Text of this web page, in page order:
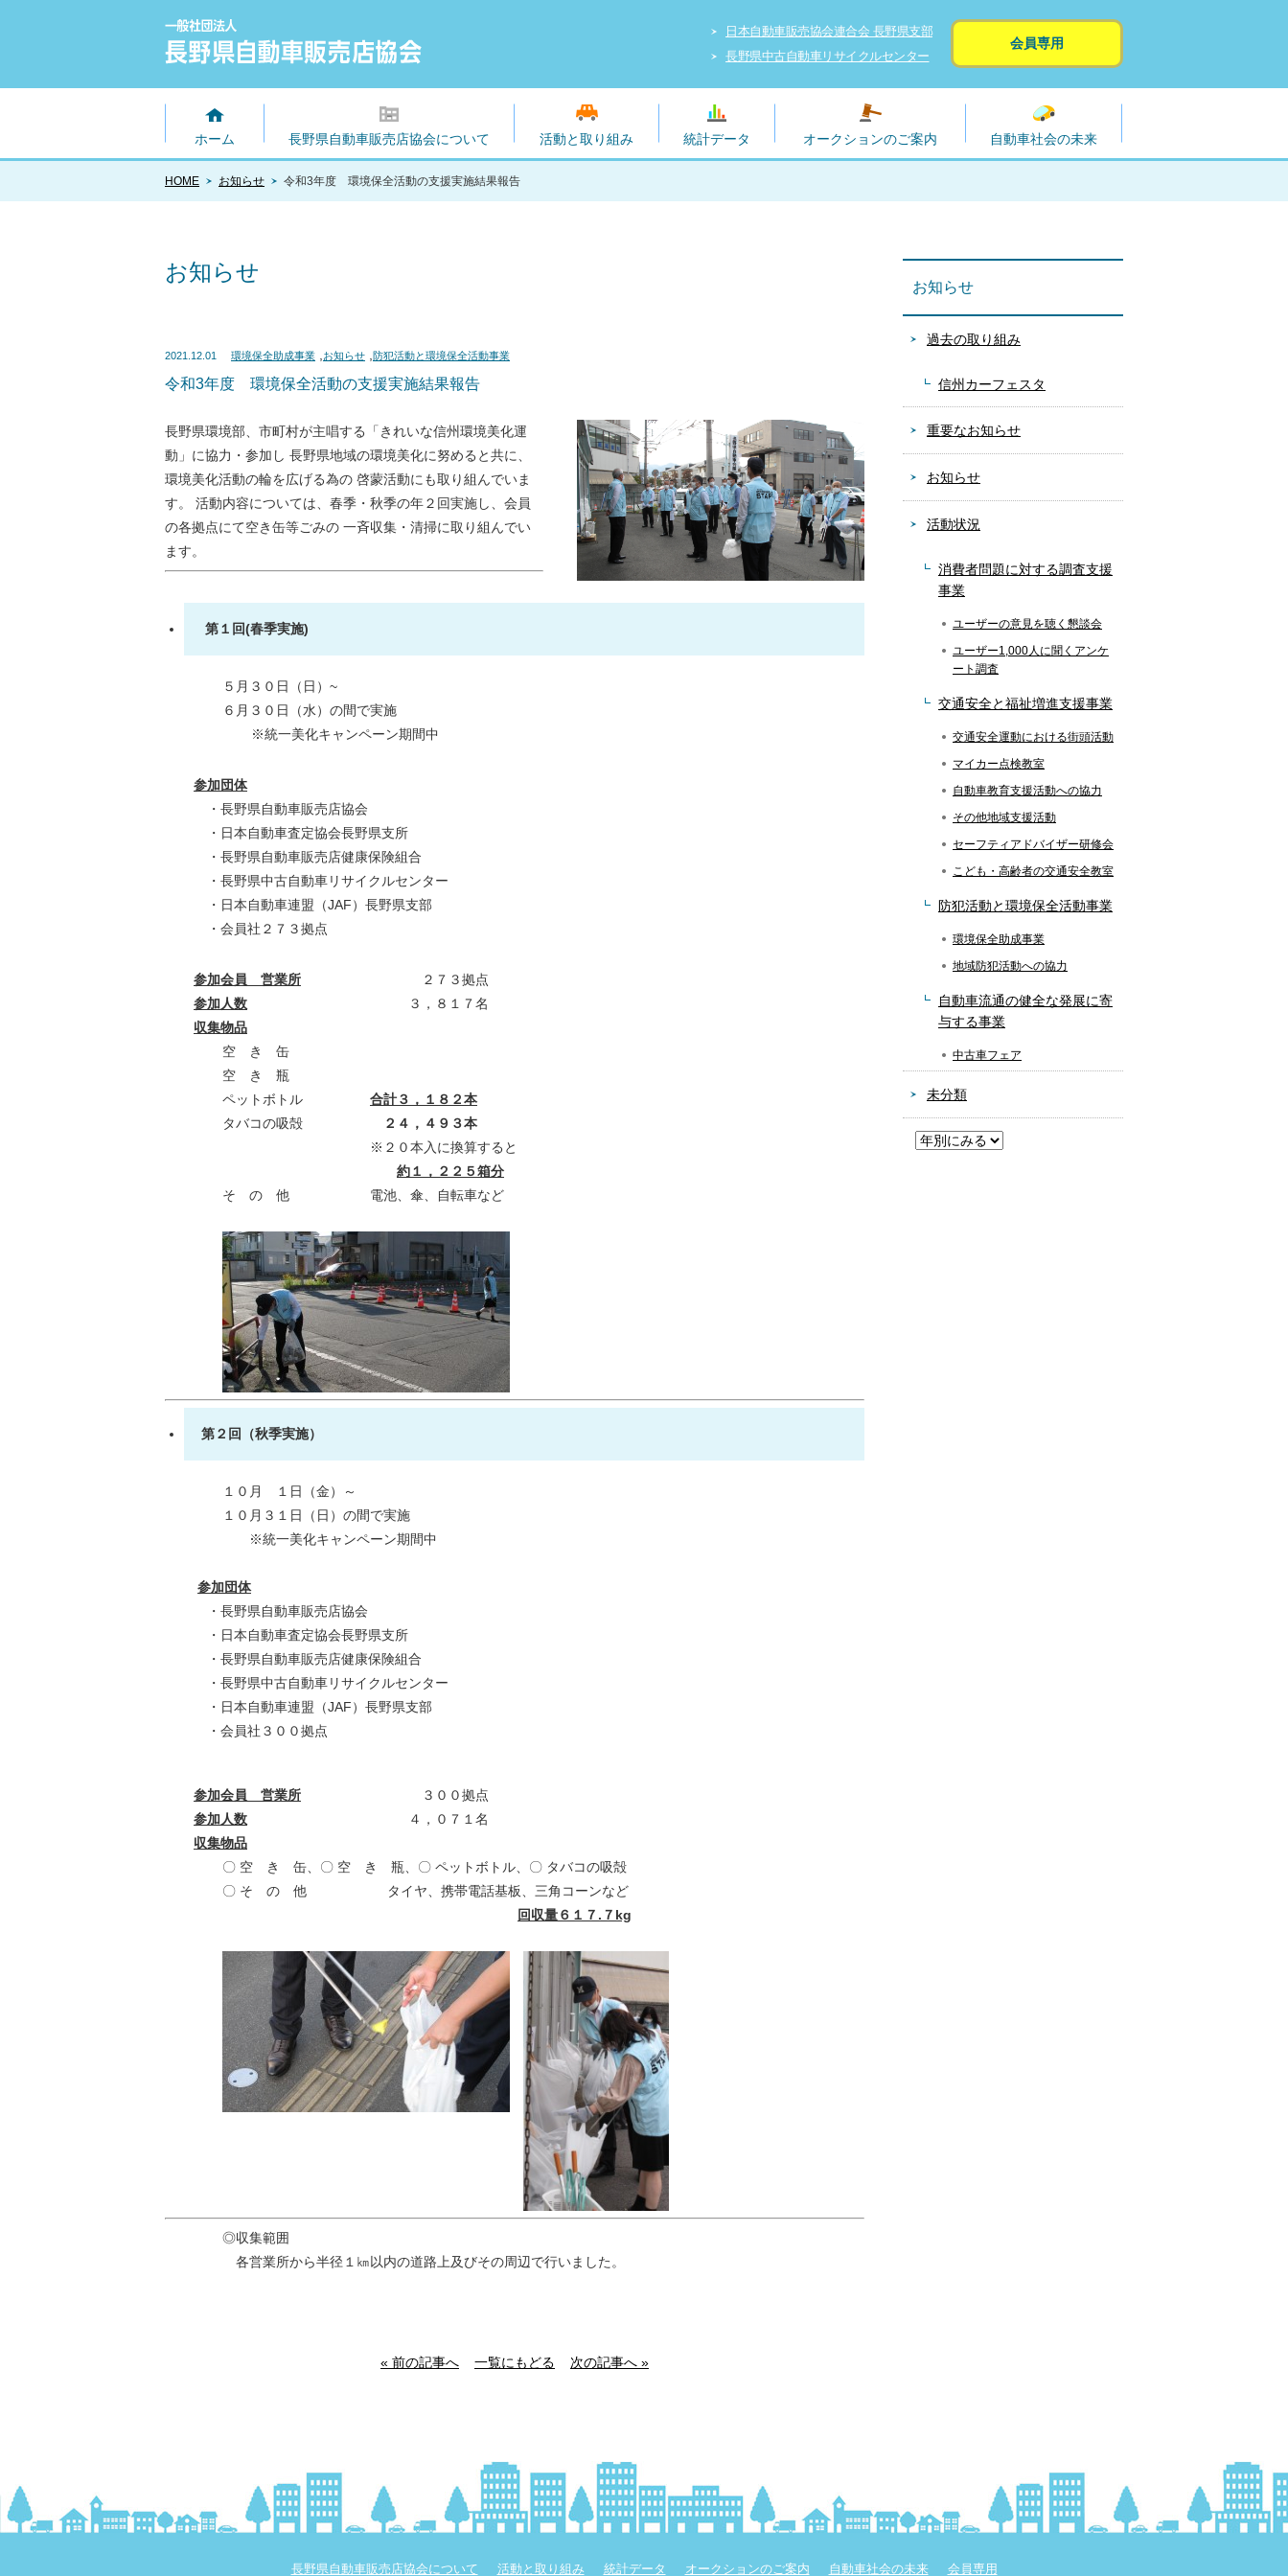
日本自動車販売協会連合会 長野県支部
長野県中古自動車リサイクルセンター
会員専用
ホーム 長野県自動車販売店協会について 活動と取り組み 統計データ オークションのご案内 自動車社会の未来
HOME お知らせ 令和3年度 環境保全活動の支援実施結果報告
お知らせ
2021.12.01 環境保全助成事業 お知らせ 防犯活動と環境保全活動事業
令和3年度 環境保全活動の支援実施結果報告
長野県環境部、市町村が主唱する「きれいな信州環境美化運
動」に協力・参加し 長野県地域の環境美化に努めると共に、
環境美化活動の輪を広げる為の 啓蒙活動にも取り組んでいま
す。 活動内容については、春季・秋季の年２回実施し、会員
の各拠点にて空き缶等ごみの 一斉収集・清掃に取り組んでい
ます。
第１回(春季実施)
５月３０日（日）~
６月３０日（水）の間で実施
※統一美化キャンペーン期間中
参加団体
・長野県自動車販売店協会
・日本自動車査定協会長野県支所
・長野県自動車販売店健康保険組合
・長野県中古自動車リサイクルセンター
・日本自動車連盟（JAF）長野県支部
・会員社２７３拠点
参加会員 営業所 ２７３拠点
参加人数 ３，８１７名
収集物品
空 き 缶
空 き 瓶
ペットボトル
合計３，１８２本
タバコの吸殻
２４，４９３本
※２０本入に換算すると
約１，２２５箱分
そ の 他 電池、傘、自転車など
第２回（秋季実施）
１０月 １日（金）～
１０月３１日（日）の間で実施
※統一美化キャンペーン期間中
参加団体
・長野県自動車販売店協会
・日本自動車査定協会長野県支所
・長野県自動車販売店健康保険組合
・長野県中古自動車リサイクルセンター
・日本自動車連盟（JAF）長野県支部
・会員社３００拠点
参加会員 営業所 ３００拠点
参加人数 ４，０７１名
収集物品
〇 空 き 缶、〇 空 き 瓶、〇 ペットボトル、〇 タバコの吸殻
〇 そ の 他 タイヤ、携帯電話基板、三角コーンなど
回収量６１７.７kg
◎収集範囲
各営業所から半径１㎞以内の道路上及びその周辺で行いました。
« 前の記事へ 一覧にもどる 次の記事へ »
お知らせ
過去の取り組み
信州カーフェスタ
重要なお知らせ
お知らせ
活動状況
消費者問題に対する調査支援
事業
ユーザーの意見を聴く懇談会
ユーザー1,000人に聞くアンケ
ート調査
交通安全と福祉増進支援事業
交通安全運動における街頭活動
マイカー点検教室
自動車教育支援活動への協力
その他地域支援活動
セーフティアドバイザー研修会
こども・高齢者の交通安全教室
防犯活動と環境保全活動事業
環境保全助成事業
地域防犯活動への協力
自動車流通の健全な発展に寄
与する事業
中古車フェア
未分類
長野県自動車販売店協会について 活動と取り組み 統計データ オークションのご案内 自動車社会の未来 会員専用